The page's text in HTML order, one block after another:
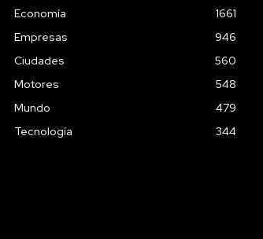
Economía
1661
Empresas
946
Ciudades
560
Motores
548
Mundo
479
Tecnología
344